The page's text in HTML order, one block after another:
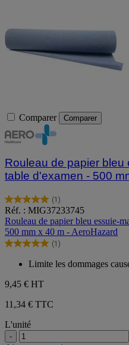
Comparer Comparer
Rouleau de papier bleu
table d'examen - 500
(1)
5.0
sur
5
étoiles.
1
Réf. : MIG37233745
Rouleau de papier bleu essuie-
500 mm x 40 m - AeroHazard
(1)
5.0
étoiles.
avis
Limite les dommages
9,45 € HT
11,34 € TTC
L'unité
-